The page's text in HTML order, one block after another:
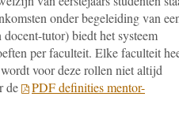
onder begeleiding van
tutor) biedt het systeem
per faculteit. Elke faculteit
voor deze rollen niet altijd
de
PDF definities mentor-